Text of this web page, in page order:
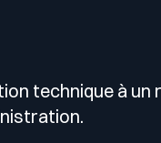
technique à un